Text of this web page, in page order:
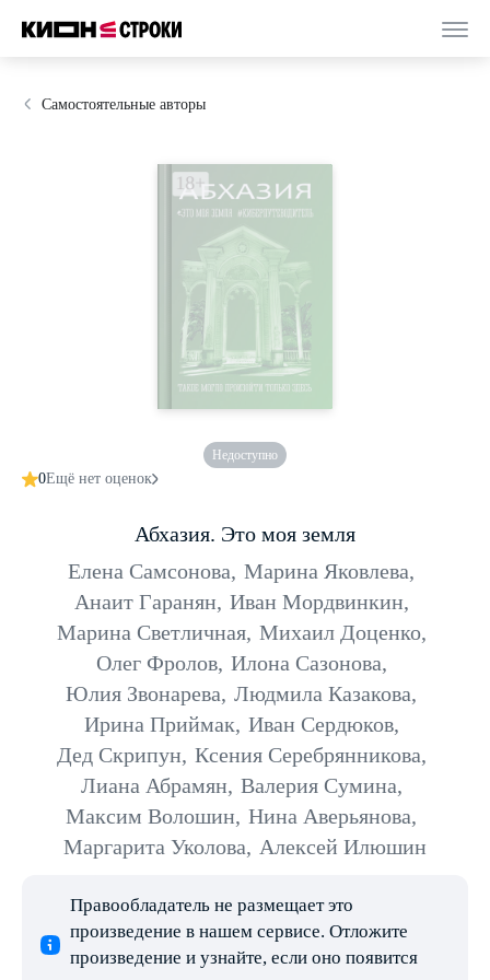
Самостоятельные авторы
Недоступно
0Ещё нет оценок
Абхазия. Это моя земля
Елена Самсонова, Марина Яковлева,
Анаит Гаранян, Иван Мордвинкин,
Марина Светличная, Михаил Доценко,
Олег Фролов, Илона Сазонова,
Юлия Звонарева, Людмила Казакова,
Ирина Приймак, Иван Сердюков,
Дед Скрипун, Ксения Серебрянникова,
Лиана Абрамян, Валерия Сумина,
Максим Волошин, Нина Аверьянова,
Маргарита Уколова, Алексей Илюшин
Правообладатель не размещает это
произведение в нашем сервисе. Отложите
произведение и узнайте, если оно появится